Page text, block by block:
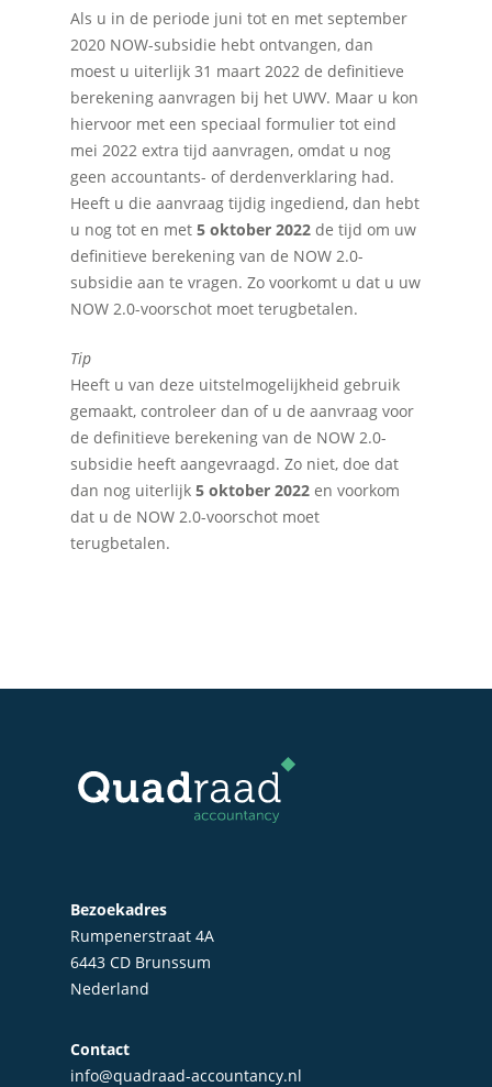
Als u in de periode juni tot en met september
2020 NOW-subsidie hebt ontvangen, dan
moest u uiterlijk 31 maart 2022 de definitieve
berekening aanvragen bij het UWV. Maar u kon
hiervoor met een speciaal formulier tot eind
mei 2022 extra tijd aanvragen, omdat u nog
geen accountants- of derdenverklaring had.
Heeft u die aanvraag tijdig ingediend, dan hebt
u nog tot en met 5 oktober 2022 de tijd om uw
definitieve berekening van de NOW 2.0-
subsidie aan te vragen. Zo voorkomt u dat u uw
NOW 2.0-voorschot moet terugbetalen.
Tip
Heeft u van deze uitstelmogelijkheid gebruik
gemaakt, controleer dan of u de aanvraag voor
de definitieve berekening van de NOW 2.0-
subsidie heeft aangevraagd. Zo niet, doe dat
dan nog uiterlijk 5 oktober 2022 en voorkom
dat u de NOW 2.0-voorschot moet
terugbetalen.
Bezoekadres
Rumpenerstraat 4A
6443 CD Brunssum
Nederland
Contact
info@quadraad-accountancy.nl